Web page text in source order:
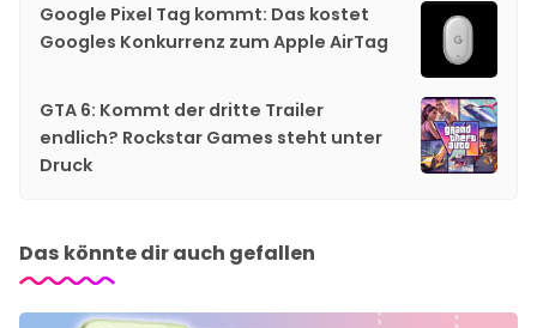
Google Pixel Tag kommt: Das kostet
Googles Konkurrenz zum Apple AirTag
GTA 6: Kommt der dritte Trailer
endlich? Rockstar Games steht unter
Druck
Das könnte dir auch gefallen